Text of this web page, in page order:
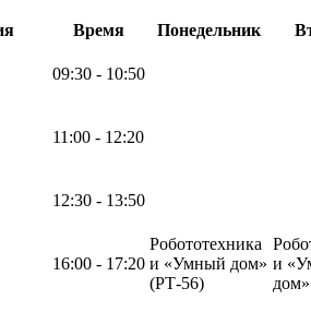
Время Понедельник
09:30 - 10:50
11:00 - 12:20
12:30 - 13:50
16:00 - 17:20
Робототехника
и «Умный дом»
(РТ-56)
и